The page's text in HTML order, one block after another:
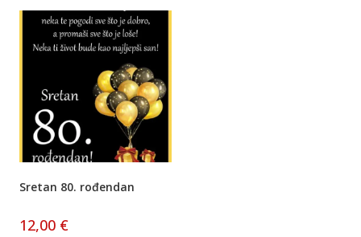
Sretan 80. rođendan
12,00 €